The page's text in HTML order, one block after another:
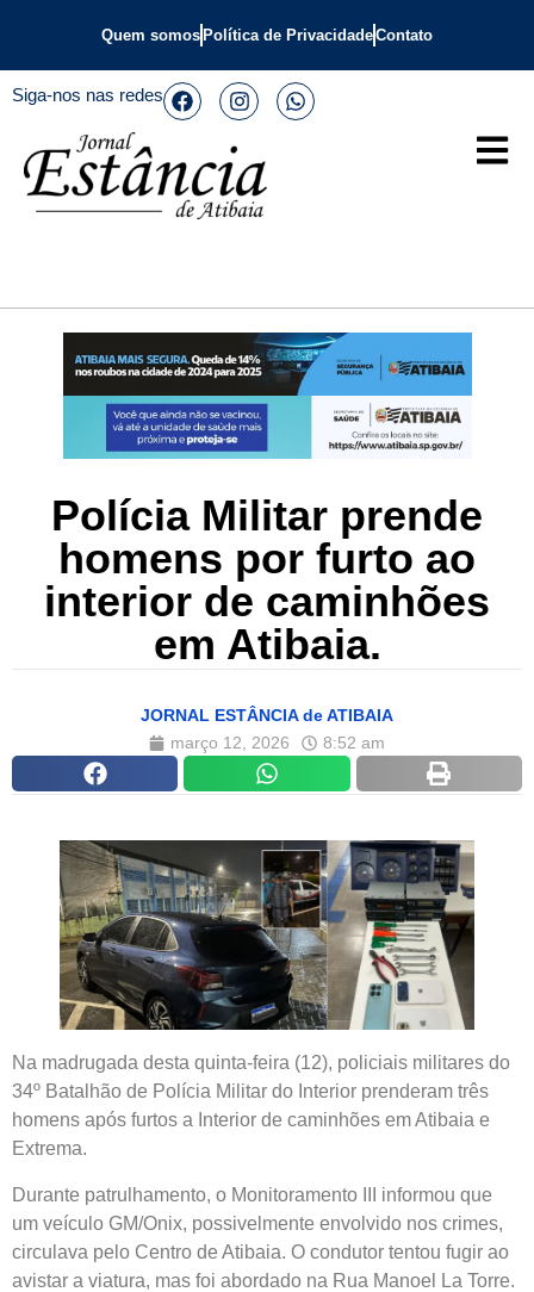
Quem somos Política de PrivacidadeContato
Siga-nos nas redes
Polícia Militar prende
homens por furto ao
interior de caminhões
em Atibaia.
JORNAL ESTÂNCIA de ATIBAIA
março 12, 2026
8:52 am
Na madrugada desta quinta-feira (12), policiais militares do
34º Batalhão de Polícia Militar do Interior prenderam três
homens após furtos a Interior de caminhões em Atibaia e
Extrema.
Durante patrulhamento, o Monitoramento III informou que
um veículo GM/Onix, possivelmente envolvido nos crimes,
circulava pelo Centro de Atibaia. O condutor tentou fugir ao
avistar a viatura, mas foi abordado na Rua Manoel La Torre.